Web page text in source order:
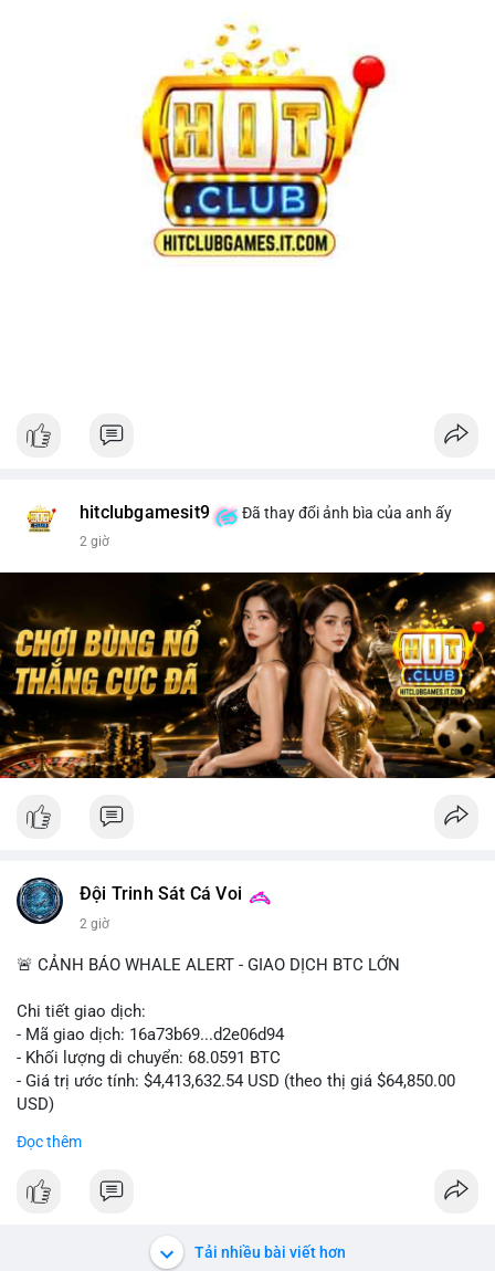
hitclubgamesit9 Đã thay đổi ảnh bìa của anh ấy
2 giờ
Đội Trinh Sát Cá Voi
2 giờ
🚨 CẢNH BÁO WHALE ALERT - GIAO DỊCH BTC LỚN
Chi tiết giao dịch:
- Mã giao dịch: 16a73b69...d2e06d94
- Khối lượng di chuyển: 68.0591 BTC
- Giá trị ước tính: $4,413,632.54 USD (theo thị giá $64,850.00
USD)
luân chuyển trong một giao dịch duy nhất cho thấy dấu hiệu
mức giá dao động quanh vùng $64,850, hành vi này có thể là
bước chuẩn bị cho một lệnh bán lớn trên sàn tập trung, tạo áp
Đọc thêm
Tải nhiều bài viết hơn